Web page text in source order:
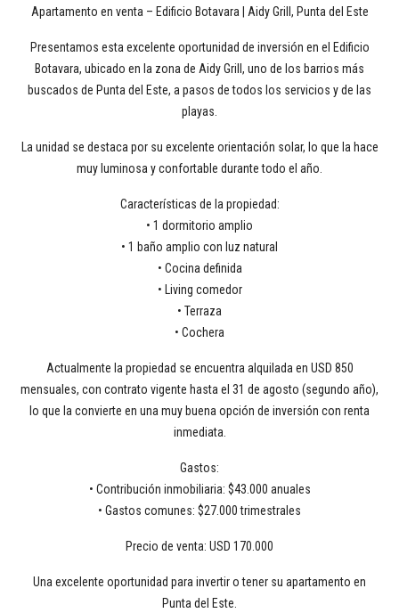
Apartamento en venta – Edificio Botavara | Aidy Grill, Punta del Este
Presentamos esta excelente oportunidad de inversión en el Edificio
Botavara, ubicado en la zona de Aidy Grill, uno de los barrios más
buscados de Punta del Este, a pasos de todos los servicios y de las
playas.
La unidad se destaca por su excelente orientación solar, lo que la hace
muy luminosa y confortable durante todo el año.
Características de la propiedad:
• 1 dormitorio amplio
• 1 baño amplio con luz natural
• Cocina definida
• Living comedor
• Terraza
• Cochera
Actualmente la propiedad se encuentra alquilada en USD 850
mensuales, con contrato vigente hasta el 31 de agosto (segundo año),
lo que la convierte en una muy buena opción de inversión con renta
inmediata.
Gastos:
• Contribución inmobiliaria: $43.000 anuales
• Gastos comunes: $27.000 trimestrales
Precio de venta: USD 170.000
Una excelente oportunidad para invertir o tener su apartamento en
Punta del Este.